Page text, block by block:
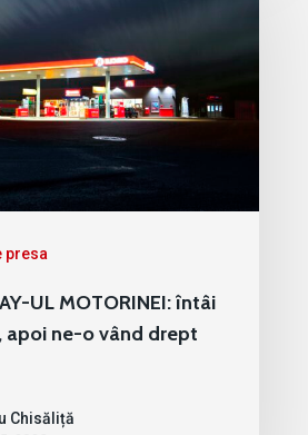
presa
UL MOTORINEI: întâi
apoi ne-o vând drept
Chisăliță